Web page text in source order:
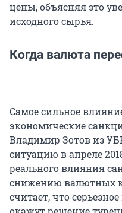
цены, объясняя это
исходного сырья.
Когда валюта
Самое сильное
экономические
Владимир Зотов из
ситуацию в апреле
реального влияния
снижению валютных
считает, что